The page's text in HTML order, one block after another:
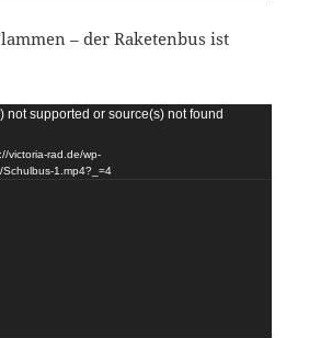
– der Raketenbus ist
not supported or source(s) not found
victoria-rad.de/wp-
1.mp4?_=4